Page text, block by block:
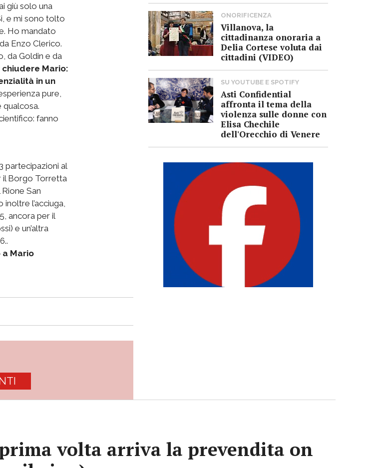
giù solo una
e mi sono tolto
Ho mandato
Enzo Clerico.
da Goldin e da
chiudere Mario:
in un
pure,
qualcosa.
fanno
partecipazioni al
il Borgo Torretta
San
l’acciuga,
ancora per il
e un’altra
a Mario
ONORIFICENZA
Villanova, la
cittadinanza onoraria a
Delia Cortese voluta dai
cittadini (VIDEO)
SU YOUTUBE E SPOTIFY
Asti Confidential
affronta il tema della
violenza sulle donne con
Elisa Chechile
dell'Orecchio di Venere
volta arriva la prevendita on